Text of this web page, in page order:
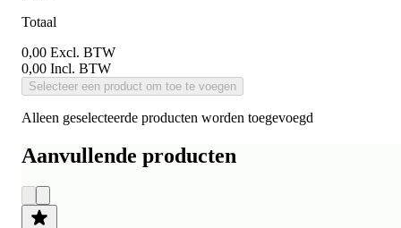
Totaal
0,00 Excl. BTW
0,00 Incl. BTW
Selecteer een product om toe te voegen
Alleen geselecteerde producten worden toegevoegd
Aanvullende producten